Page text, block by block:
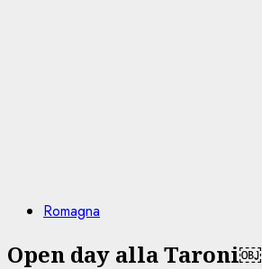
Romagna
Open day alla Taroni￼